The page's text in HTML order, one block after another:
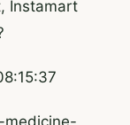
Instamart
medicine-